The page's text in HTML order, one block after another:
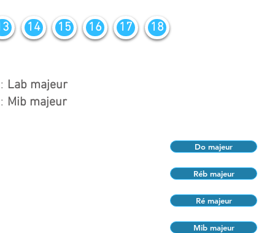
Lab majeur
Mib majeur
14 15 16 17 18
Do majeur
Réb majeur
Ré majeur
Mib majeur